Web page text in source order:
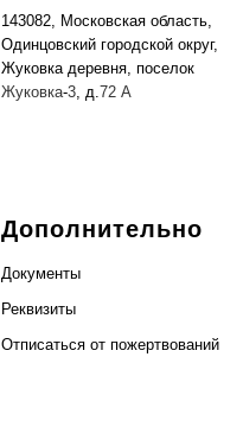
143082, Московская область,
Одинцовский городской округ,
Жуковка деревня, поселок
Жуковка-3 , д. 72 А
Дополнительно
Документы
Реквизиты
Отписаться от пожертвований